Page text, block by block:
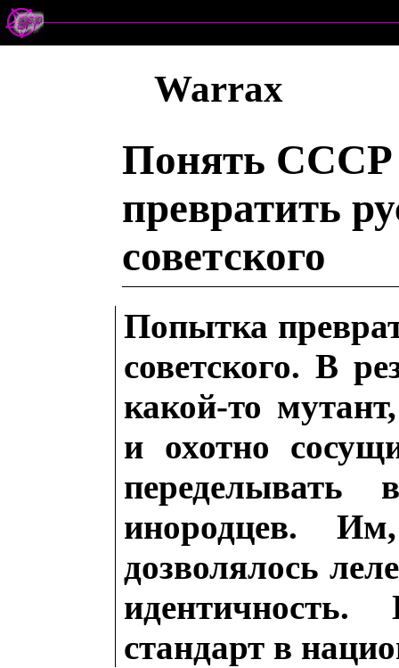
Warrax
Понять
превратить
советского
Попытка
советского. В
какой-то
и охотно
переделывать
инородцев.
дозволялось
стандарт в